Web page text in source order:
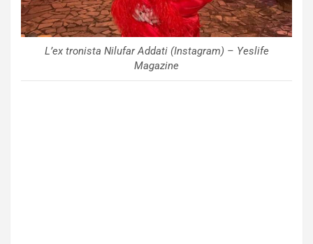
L’ex tronista Nilufar Addati (Instagram) – Yeslife
Magazine